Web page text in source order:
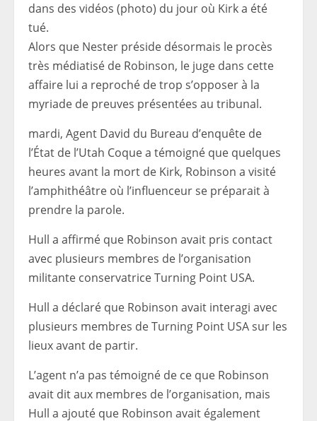
dans des vidéos (photo) du jour où Kirk a été
tué.
Alors que Nester préside désormais le procès
très médiatisé de Robinson, le juge dans cette
affaire lui a reproché de trop s’opposer à la
myriade de preuves présentées au tribunal.
mardi, Agent David du Bureau d’enquête de
l’État de l’Utah Coquea témoigné que quelques
heures avant la mort de Kirk, Robinson a visité
l’amphithéâtre où l’influenceur se préparait à
prendre la parole.
Hull a affirmé que Robinson avait pris contact
avec plusieurs membres de l’organisation
militante conservatrice Turning Point USA.
Hull a déclaré que Robinson avait interagi avec
plusieurs membres de Turning Point USA sur les
lieux avant de partir.
L’agent n’a pas témoigné de ce que Robinson
avait dit aux membres de l’organisation, mais
Hull a ajouté que Robinson avait également